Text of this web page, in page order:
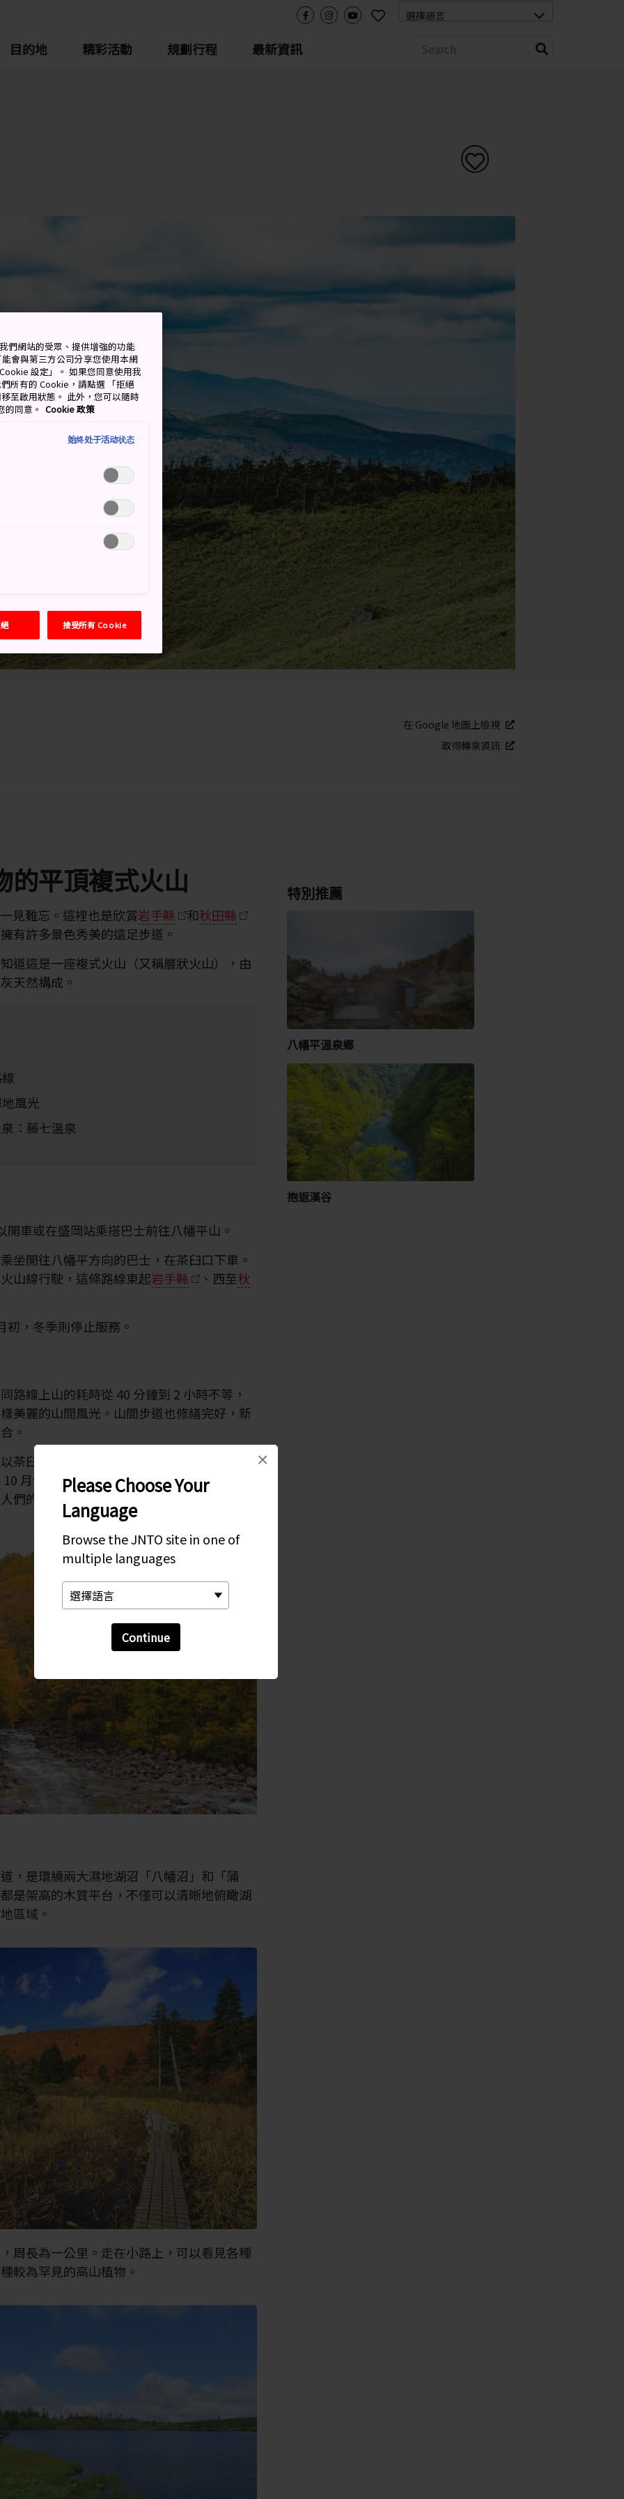
Please Choose Your
Language
Browse the JNTO site in one of
multiple languages
Continue
×
目的地 精彩活動 規劃行程 最新資訊
在 Google 地圖上檢視
取得轉乘資訊
的平頂複式火山
見難忘。這裡也是欣賞岩手縣 和秋田縣
有許多景色秀美的遠足步道。
道這是一座複式火山（又稱層狀火山），由
天然構成。
風光
：藤七溫泉
開車或在盛岡站乘搭巴士前往八幡平山。
坐開往八幡平方向的巴士，在茶臼口下車。
山線行駛，這條路線東起岩手縣 、西至秋
初，冬季則停止服務。
路線上山的耗時從 40 分鐘到 2 小時不等，
美麗的山間風光。山間步道也修繕完好，新
。
茶臼口巴士站為起點，一直延伸到茶臼山山
月份，秋天的景色美到極致，這時的八幡
們的喜愛。
，是環繞兩大濕地湖沼「八幡沼」和「蒲
是架高的木質平台，不僅可以清晰地俯瞰湖
區域。
周長為一公里。走在小路上，可以看見各種
較為罕見的高山植物。
特別推薦
八幡平溫泉鄉
抱返溪谷
們網站的受眾、提供增強的功能
會與第三方公司分享您使用本網
設定」。 如果您同意使用我
所有的 Cookie，請點選 「拒絕
至啟用狀態。 此外，您可以隨時
同意。 Cookie 政策
始终处于活动状态
接受所有 Cookie